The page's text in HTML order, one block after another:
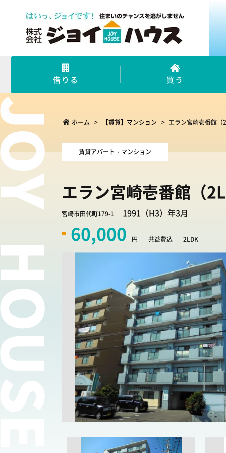
借りる 買う
ホーム > 【賃貸】マンション > エラン宮崎壱番館（
賃貸アパート・マンション
エラン宮崎壱番館（
宮崎市田代町179-1 1991（H3）年3月
60,000 円 共益費込 2LDK